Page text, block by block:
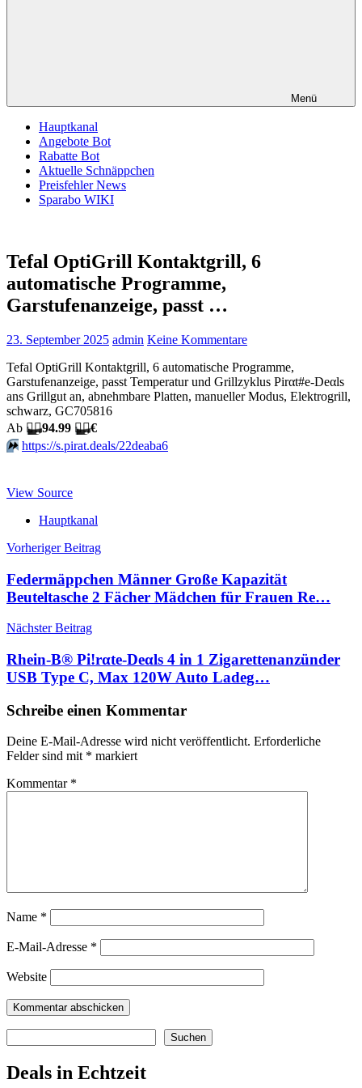
Menü
Hauptkanal
Angebote Bot
Rabatte Bot
Aktuelle Schnäppchen
Preisfehler News
Sparabo WIKI
Tefal OptiGrill Kontaktgrill, 6
automatische Programme,
Garstufenanzeige, passt …
23. September 2025 admin Keine Kommentare
Tefal OptiGrill Kontaktgrill, 6 automatische Programme,
Garstufenanzeige, passt Temperatur und Grillzyklus Pirαt#е-Dеαls
ans Grillgut an, abnehmbare Platten, manueller Modus, Elektrogrill,
schwarz, GC705816
Аb 🏴‍☠️94.99 🏴‍☠️€
⏩️ https://s.pirat.deals/22deaba6
View Source
Hauptkanal
Beitragsnavigation
Vorheriger Beitrag
Federmäppchen Männer Große Kapazität
Beuteltasche 2 Fächer Mädchen für Frauen Re…
Nächster Beitrag
Rhein-B® Pi!rαtе-Dеαls 4 in 1 Zigarettenanzünder
USB Type C, Max 120W Auto Ladeg…
Schreibe einen Kommentar
Deine E-Mail-Adresse wird nicht veröffentlicht. Erforderliche
Felder sind mit * markiert
Kommentar *
Name *
E-Mail-Adresse *
Website
Suchen
Deals in Echtzeit